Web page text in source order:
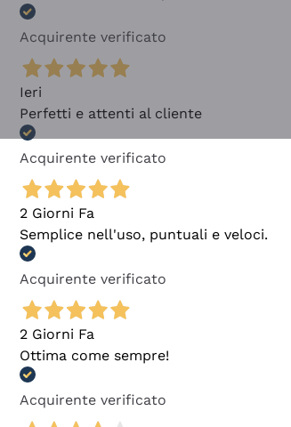
Acquirente verificato
Ieri
Perfetti e attenti al cliente
Acquirente verificato
2 Giorni Fa
Semplice nell'uso, puntuali e veloci.
Acquirente verificato
2 Giorni Fa
Ottima come sempre!
Acquirente verificato